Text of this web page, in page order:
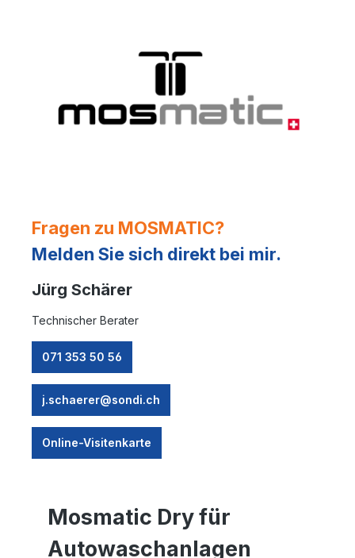
Fragen zu MOSMATIC?
Melden Sie sich direkt bei mir.
Jürg Schärer
Technischer Berater
071 353 50 56
j.schaerer@sondi.ch
Online-Visitenkarte
Mosmatic Dry für
Autowaschanlagen